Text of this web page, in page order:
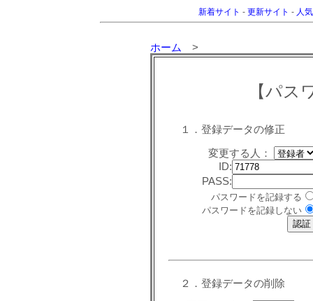
新着サイト - 更新サイト - 人
ホーム >
【パス
１．登録データの修正
変更する人：
ID:
PASS:
パスワードを記録する
パスワードを記録しない
２．登録データの削除